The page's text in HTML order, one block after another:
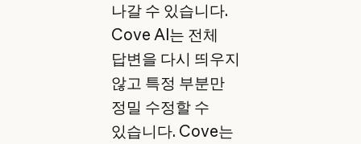
나갈 수 있습니다.
Cove AI는 전체
답변을 다시 띄우지
않고 특정 부분만
정밀 수정할 수
있습니다. Cove는